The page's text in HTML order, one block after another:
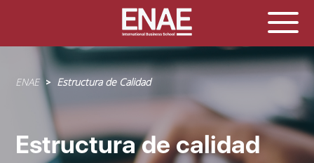
Sobrescribir
enlaces
a
la
ENAE Estructura de Calidad
Estructura de calidad